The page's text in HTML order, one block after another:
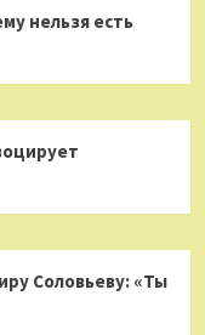
нельзя есть
Соловьеву: «Ты